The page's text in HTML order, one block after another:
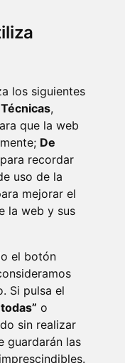
los siguientes
Técnicas,
que la web
De
para recordar
uso de la
mejorar el
la web y sus
el botón
Si pulsa el
o
sin realizar
guardarán las
(ESPAÑA)
·
EXTERNO AL